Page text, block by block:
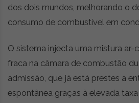
dos dois mundos, melhorando o
consumo de combustível em
O sistema injecta uma mistura
fraca na câmara de combustão
admissão, que já está prestes a
espontânea graças à elevada